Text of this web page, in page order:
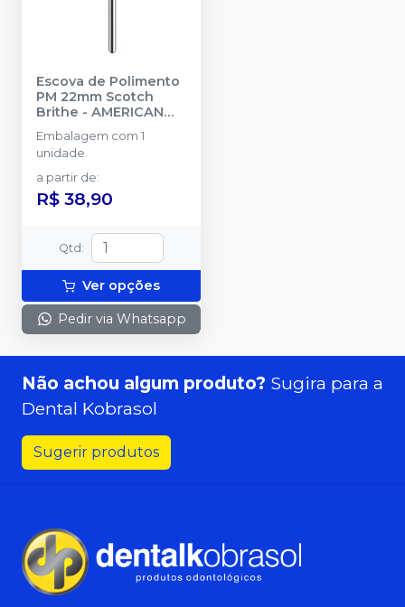
Escova de Polimento
PM 22mm Scotch
Brithe - AMERICAN
BURRS
Embalagem com 1
unidade.
a partir de:
R$ 38,90
Qtd :
Ver opções
Pedir via Whatsapp
Não achou algum produto? Sugira para a
Dental Kobrasol
Sugerir produtos